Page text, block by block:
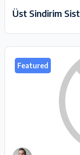
Featured